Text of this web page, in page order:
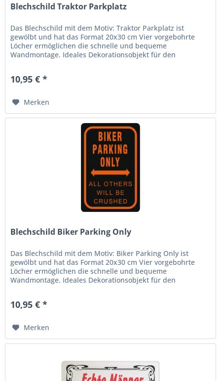
Blechschild Traktor Parkplatz
Das Blechschild mit dem Motiv: Traktor Parkplatz ist
gewölbt und hat das Format 20x30 cm Vier vorgebohrte
Löcher ermöglichen die schnelle und bequeme
Wandmontage. Ideales Dekorationsobjekt für den
10,95 € *
Merken
Blechschild Biker Parking Only
Das Blechschild mit dem Motiv: Biker Parking Only ist
gewölbt und hat das Format 20x30 cm Vier vorgebohrte
Löcher ermöglichen die schnelle und bequeme
Wandmontage. Ideales Dekorationsobjekt für den
10,95 € *
Merken